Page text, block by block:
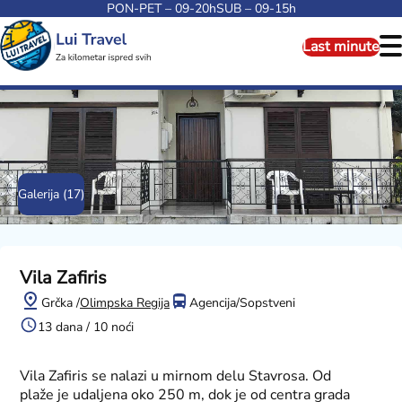
PON-PET – 09-20hSUB – 09-15h
Last minute
Galerija (17)
Vila Zafiris
Grčka /Olimpska Regija
Agencija/Sopstveni
13 dana / 10 noći
Vila Zafiris se nalazi u mirnom delu Stavrosa. Od
plaže je udaljena oko 250 m, dok je od centra grada